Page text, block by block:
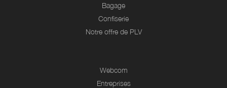
Bagage
Confiserie
Notre offre de PLV
Webcom
Entreprises